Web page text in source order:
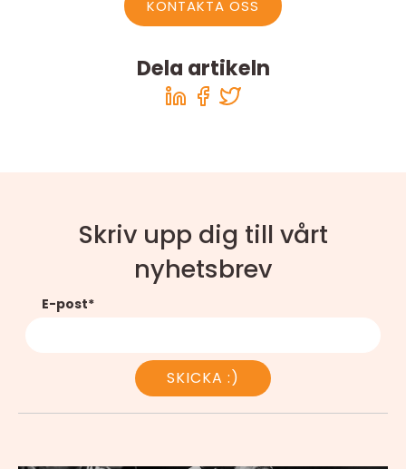
KONTAKTA OSS
Dela artikeln
Skriv upp dig till vårt
nyhetsbrev
E-post
SKICKA :)